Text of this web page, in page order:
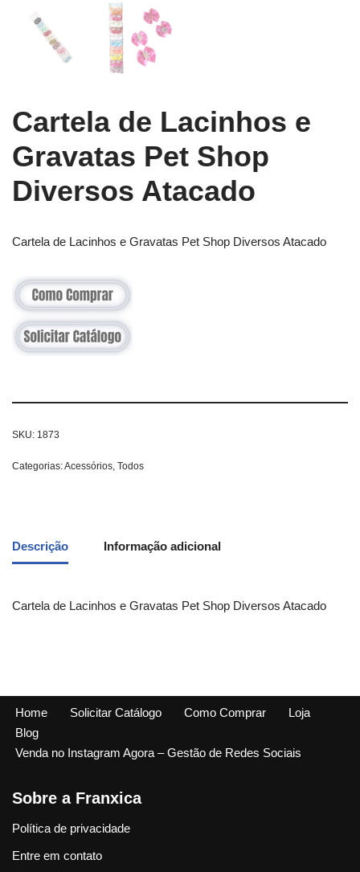
Cartela de Lacinhos e
Gravatas Pet Shop
Diversos Atacado
Cartela de Lacinhos e Gravatas Pet Shop Diversos Atacado
SKU: 1873
Categorias:Acessórios, Todos
Descrição Informação adicional
Cartela de Lacinhos e Gravatas Pet Shop Diversos Atacado
Home Solicitar Catálogo Como Comprar
Loja
Blog
Venda no Instagram Agora – Gestão de Redes Sociais
Sobre a Franxica
Política de privacidade
Entre em contato